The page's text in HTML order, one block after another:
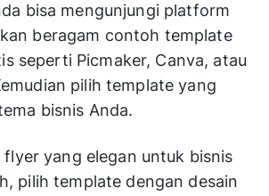
bisa mengunjungi platform
beragam contoh template
seperti Picmaker, Canva, atau
pilih template yang
bisnis Anda.
yang elegan untuk bisnis
pilih template dengan desain